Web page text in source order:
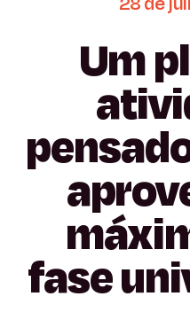
Um
fase